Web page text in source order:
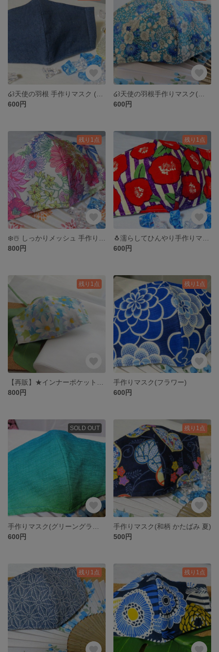
600円
600円
残り1点
800円
残り1点
600円
残り1点
800円
残り1点
手作りマスク(フラワー)
600円
SOLD OUT
600円
残り1点
手作りマスク(和柄 かたばみ 夏)
500円
残り1点 残り1点